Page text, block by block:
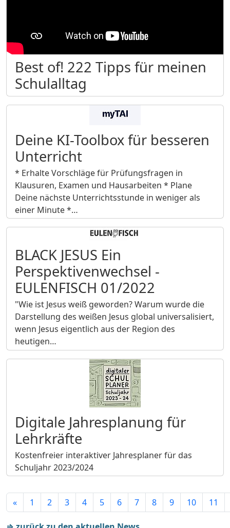
Best of! 222 Tipps für meinen
Schulalltag
Deine KI-Toolbox für besseren
Unterricht
* Erhalte Vorschläge für Prüfungsfragen in
Klausuren, Examen und Hausarbeiten * Plane
Deine nächste Unterrichtsstunde in weniger als
einer Minute *…
BLACK JESUS Ein
Perspektivenwechsel -
EULENFISCH 01/2022
"Wie ist Jesus weiß geworden? Warum wurde die
Darstellung des weißen Jesus global universalisiert,
wenn Jesus eigentlich aus der Region des
heutigen…
Digitale Jahresplanung für
Lehrkräfte
Kostenfreier interaktiver Jahresplaner für das
Schuljahr 2023/2024
« 1 2 3 4 5 6 7 8 9 10 11